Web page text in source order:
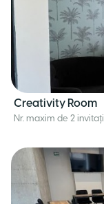
Creativity Room
Nr. maxim de 2 invitați